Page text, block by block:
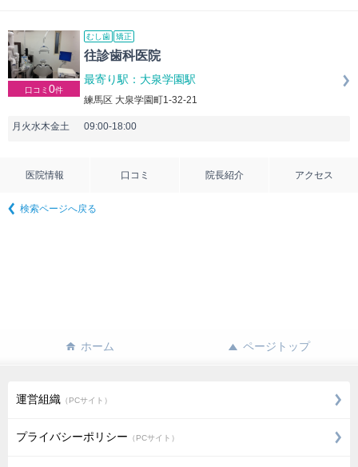
口コミ 0件
むし歯 矯正
往診歯科医院
最寄り駅：大泉学園駅
練馬区 大泉学園町1-32-21
月火水木金土 09:00-18:00
医院情報 口コミ 院長紹介 アクセス
検索ページへ戻る
ホーム ページトップ
運営組織 （PCサイト）
プライバシーポリシー （PCサイト）